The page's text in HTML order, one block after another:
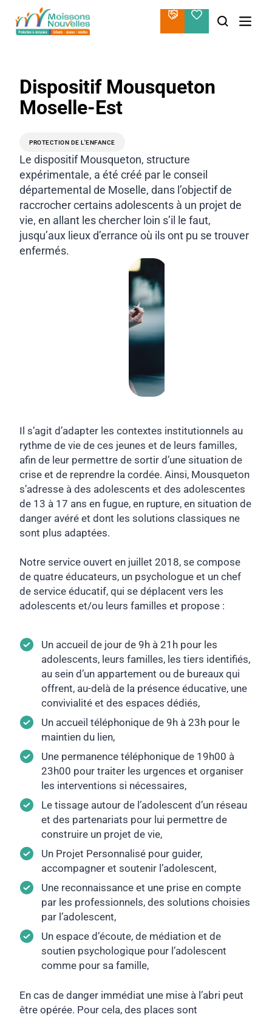
contenu
Dispositif Mousqueton
Moselle-Est
PROTECTION DE L'ENFANCE
Le dispositif Mousqueton, structure
expérimentale, a été créé par le conseil
départemental de Moselle, dans l’objectif de
raccrocher certains adolescents à un projet de
vie, en allant les chercher loin s’il le faut,
jusqu’aux lieux d’errance où ils ont pu se trouver
enfermés.
Il s’agit d’adapter les contextes institutionnels au
rythme de vie de ces jeunes et de leurs familles,
afin de leur permettre de sortir d’une situation de
crise et de reprendre la cordée. Ainsi, Mousqueton
s’adresse à des adolescents et des adolescentes
de 13 à 17 ans en fugue, en rupture, en situation de
danger avéré et dont les solutions classiques ne
sont plus adaptées.
Notre service ouvert en juillet 2018, se compose
de quatre éducateurs, un psychologue et un chef
de service éducatif, qui se déplacent vers les
adolescents et/ou leurs familles et propose :
Un accueil de jour de 9h à 21h pour les
adolescents, leurs familles, les tiers identifiés,
au sein d’un appartement ou de bureaux qui
offrent, au-delà de la présence éducative, une
convivialité et des espaces dédiés,
Un accueil téléphonique de 9h à 23h pour le
maintien du lien,
Une permanence téléphonique de 19h00 à
23h00 pour traiter les urgences et organiser
les interventions si nécessaires,
Le tissage autour de l’adolescent d’un réseau
et des partenariats pour lui permettre de
construire un projet de vie,
Un Projet Personnalisé pour guider,
accompagner et soutenir l’adolescent,
Une reconnaissance et une prise en compte
par les professionnels, des solutions choisies
par l’adolescent,
Un espace d’écoute, de médiation et de
soutien psychologique pour l’adolescent
comme pour sa famille,
En cas de danger immédiat une mise à l’abri peut
être opérée. Pour cela, des places sont